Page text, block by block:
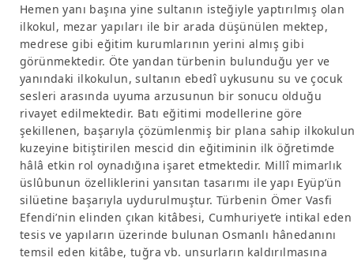
Hemen yanı başına yine sultanın isteğiyle yaptırılmış olan
ilkokul, mezar yapıları ile bir arada düşünülen mektep,
medrese gibi eğitim kurumlarının yerini almış gibi
görünmektedir. Öte yandan türbenin bulunduğu yer ve
yanındaki ilkokulun, sultanın ebedî uykusunu su ve çocuk
sesleri arasında uyuma arzusunun bir sonucu olduğu
rivayet edilmektedir. Batı eğitimi modellerine göre
şekillenen, başarıyla çözümlenmiş bir plana sahip
kuzeyine bitiştirilen mescid din eğitiminin ilk öğretimde
hâlâ etkin rol oynadığına işaret etmektedir. Millî mimarlık
üslûbunun özelliklerini yansıtan tasarımı ile yapı Eyüp’ün
silüetine başarıyla uydurulmuştur. Türbenin Ömer Vasfi
Efendi’nin elinden çıkan kitâbesi, Cumhuriyet’e intikal eden
tesis ve yapıların üzerinde bulunan Osmanlı hânedanını
temsil eden kitâbe, tuğra vb. unsurların kaldırılmasına